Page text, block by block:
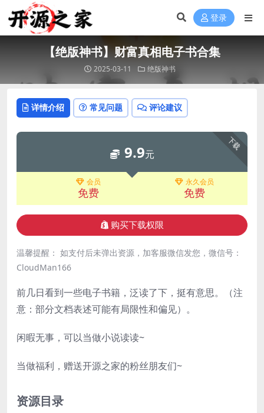
登录
【绝版神书】财富真相电子书合集
2025-03-11 绝版神书
详情介绍 常见问题 评论建议
下载
9.9元
会员
免费
永久会员
免费
购买下载权限
温馨提醒： 如支付后未弹出资源，加客服微信发您，微信号：
CloudMan166
前几日看到一些电子书籍，泛读了下，挺有意思。（注
意：部分文档表述可能有局限性和偏见）。
闲暇无事，可以当做小说读读~
当做福利，赠送开源之家的粉丝朋友们~
资源目录